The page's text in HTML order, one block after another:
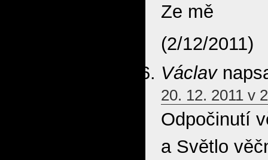
Ze mě
(2/12/2011)
Václav
20. 12. 2011 v
Odpočinutí
a Světlo